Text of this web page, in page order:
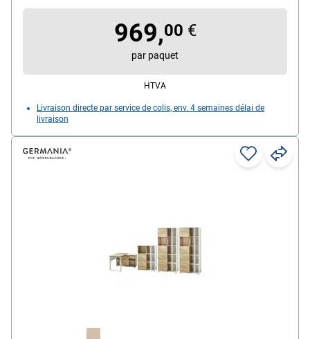
(L/P/H) : 40/49/57 cm
Modèle d'armoire : 3 NC, avec fonction Push-to-
open, 7 compartiments de rangements ouverts,
étagères fixes et réglables, dimensions (L/P/H) :
85/40/120 cm
969,00 €
par paquet
HTVA
Livraison directe par service de colis, env. 4 semaines délai de
livraison